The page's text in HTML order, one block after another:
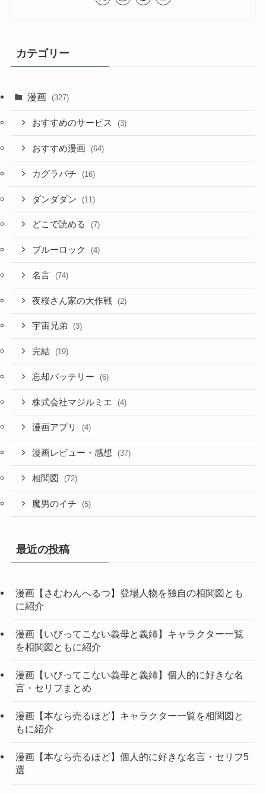
カテゴリー
漫画 (327)
おすすめのサービス (3)
おすすめ漫画 (64)
カグラバチ (16)
ダンダダン (11)
どこで読める (7)
ブルーロック (4)
名言 (74)
夜桜さん家の大作戦 (2)
宇宙兄弟 (3)
完結 (19)
忘却バッテリー (6)
株式会社マジルミエ (4)
漫画アプリ (4)
漫画レビュー・感想 (37)
相関図 (72)
魔男のイチ (5)
最近の投稿
漫画【さむわんへるつ】登場人物を独自の相関図とも
に紹介
漫画【いびってこない義母と義姉】キャラクター一覧
を相関図ともに紹介
漫画【いびってこない義母と義姉】個人的に好きな名
言・セリフまとめ
漫画【本なら売るほど】キャラクター一覧を相関図と
もに紹介
漫画【本なら売るほど】個人的に好きな名言・セリフ5
選